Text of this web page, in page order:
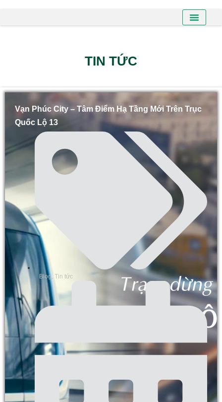
TIN TỨC
Vạn Phúc City – Tâm Điểm Hạ Tầng Mới Trên Trục
Quốc Lộ 13
Blog, Tin tức